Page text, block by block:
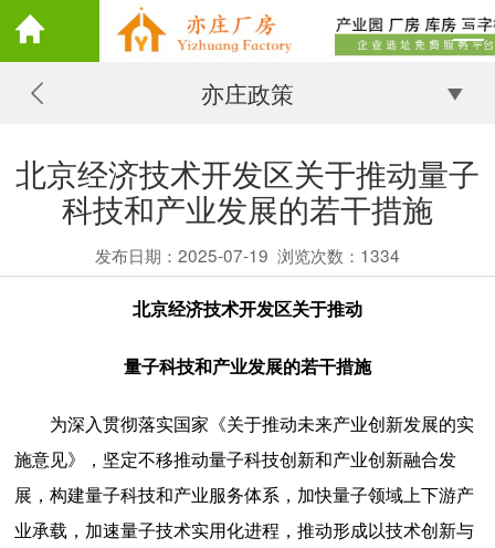
亦庄政策
北京经济技术开发区关于推动量子
科技和产业发展的若干措施
发布日期：2025-07-19 浏览次数： 1334
北京经济技术开发区关于推动
量子科技和产业发展的若干措施
为深入贯彻落实国家《关于推动未来产业创新发展的实
施意见》，坚定不移推动量子科技创新和产业创新融合发
展，构建量子科技和产业服务体系，加快量子领域上下游产
业承载，加速量子技术实用化进程，推动形成以技术创新与